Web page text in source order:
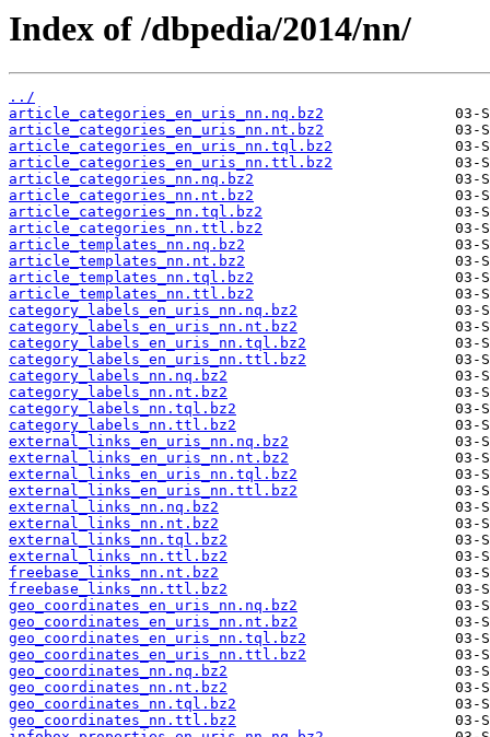
Index of /dbpedia/2014/nn/
../
article_categories_en_uris_nn.nq.bz2
article_categories_en_uris_nn.nt.bz2
article_categories_en_uris_nn.tql.bz2
article_categories_en_uris_nn.ttl.bz2
article_categories_nn.nq.bz2
article_categories_nn.nt.bz2
article_categories_nn.tql.bz2
article_categories_nn.ttl.bz2
article_templates_nn.nq.bz2
article_templates_nn.nt.bz2
article_templates_nn.tql.bz2
article_templates_nn.ttl.bz2
category_labels_en_uris_nn.nq.bz2
category_labels_en_uris_nn.nt.bz2
category_labels_en_uris_nn.tql.bz2
category_labels_en_uris_nn.ttl.bz2
category_labels_nn.nq.bz2
category_labels_nn.nt.bz2
category_labels_nn.tql.bz2
category_labels_nn.ttl.bz2
external_links_en_uris_nn.nq.bz2
external_links_en_uris_nn.nt.bz2
external_links_en_uris_nn.tql.bz2
external_links_en_uris_nn.ttl.bz2
external_links_nn.nq.bz2
external_links_nn.nt.bz2
external_links_nn.tql.bz2
external_links_nn.ttl.bz2
freebase_links_nn.nt.bz2
freebase_links_nn.ttl.bz2
geo_coordinates_en_uris_nn.nq.bz2
geo_coordinates_en_uris_nn.nt.bz2
geo_coordinates_en_uris_nn.tql.bz2
geo_coordinates_en_uris_nn.ttl.bz2
geo_coordinates_nn.nq.bz2
geo_coordinates_nn.nt.bz2
geo_coordinates_nn.tql.bz2
geo_coordinates_nn.ttl.bz2